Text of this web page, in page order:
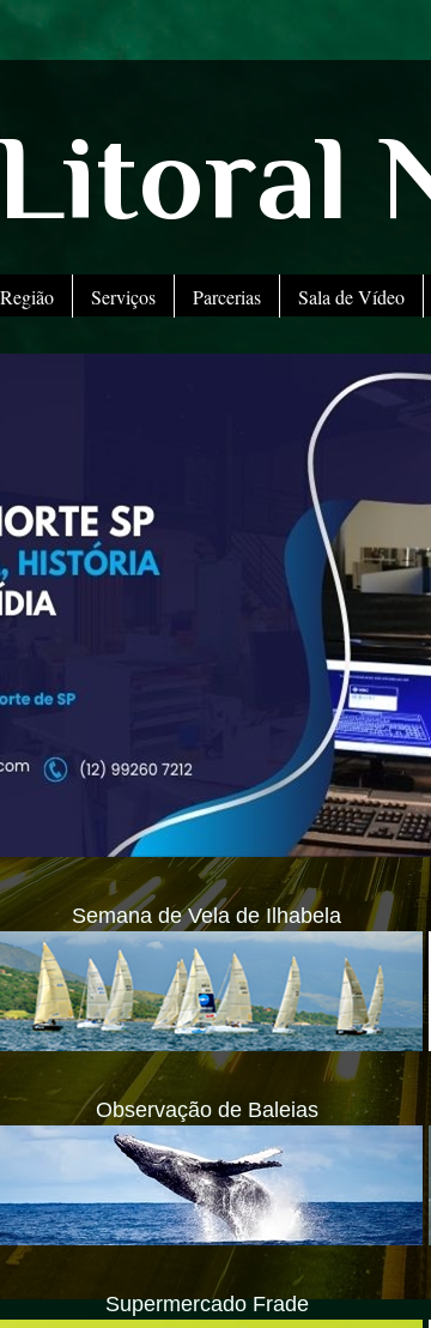
Serviços Parcerias Sala de Vídeo
Semana de Vela de Ilhabela
Observação de Baleias
Supermercado Frade